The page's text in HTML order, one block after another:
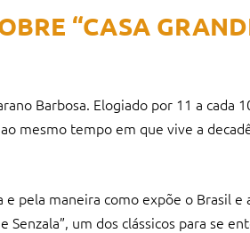
“CASA
Barbosa. Elogiado por 11 a cada
mesmo tempo em que vive a
pela maneira como expõe o Brasil e
um dos clássicos para se